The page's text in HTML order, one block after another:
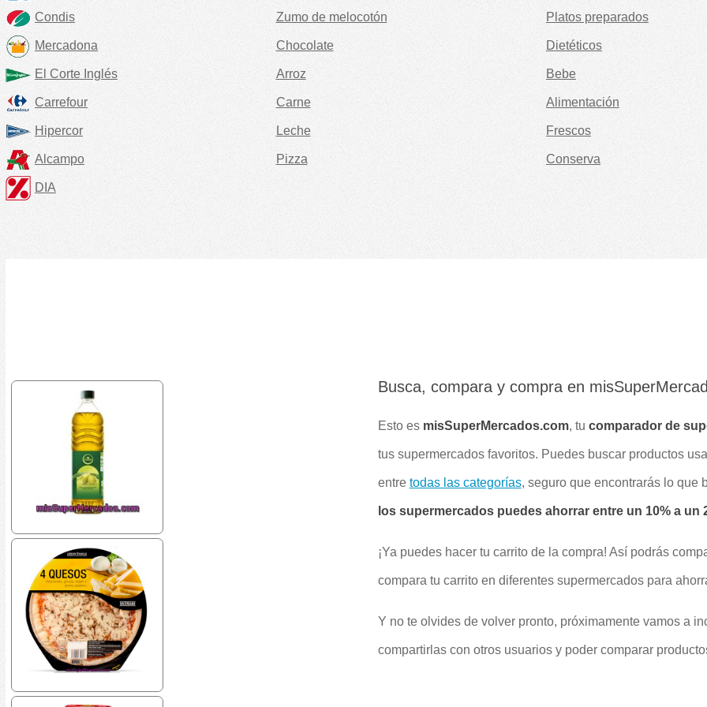
Condis
Mercadona
El Corte Inglés
Carrefour
Hipercor
Alcampo
DIA
Zumo de melocotón
Chocolate
Arroz
Carne
Leche
Pizza
Platos preparados
Dietéticos
Bebe
Alimentación
Frescos
Conserva
Busca, compara y compra en
Esto es misSuperMercados.com, tu comparador de
tus supermercados favoritos. Puedes buscar productos
entre todas las categorías, seguro que encontrarás lo que
los supermercados puedes ahorrar entre un 10% a un
¡Ya puedes hacer tu carrito de la compra! Así podrás
compara tu carrito en diferentes supermercados para
Y no te olvides de volver pronto, próximamente vamos a
compartirlas con otros usuarios y poder comparar